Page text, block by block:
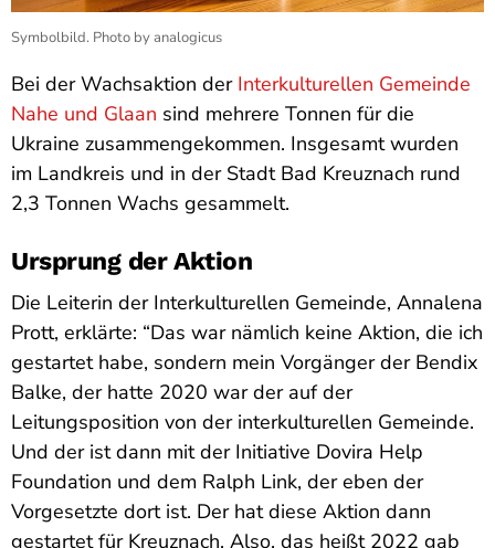
Symbolbild. Photo by analogicus
Bei der Wachsaktion der Interkulturellen Gemeinde
Nahe und Glaan sind mehrere Tonnen für die
Ukraine zusammengekommen. Insgesamt wurden
im Landkreis und in der Stadt Bad Kreuznach rund
2,3 Tonnen Wachs gesammelt.
Ursprung der Aktion
Die Leiterin der Interkulturellen Gemeinde, Annalena
Prott, erklärte: “Das war nämlich keine Aktion, die ich
gestartet habe, sondern mein Vorgänger der Bendix
Balke, der hatte 2020 war der auf der
Leitungsposition von der interkulturellen Gemeinde.
Und der ist dann mit der Initiative Dovira Help
Foundation und dem Ralph Link, der eben der
Vorgesetzte dort ist. Der hat diese Aktion dann
gestartet für Kreuznach. Also, das heißt 2022 gab